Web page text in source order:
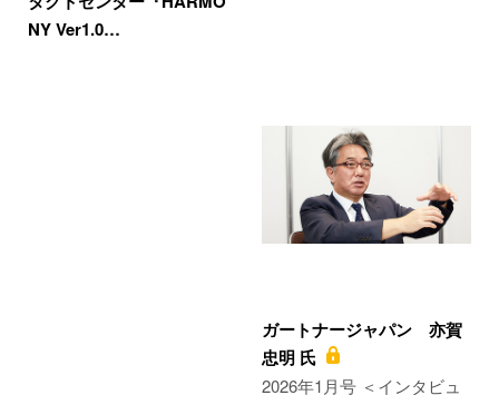
NY Ver1.0…
ガートナージャパン 亦賀
忠明 氏
2026年1月号 ＜インタビュ